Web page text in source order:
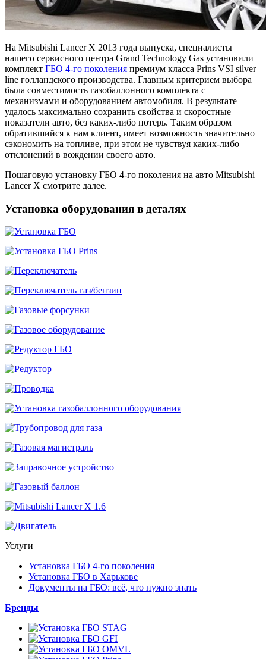
На Mitsubishi Lancer X 2013 года выпуска, специалисты
нашего сервисного центра Grand Technology Gas установили
комплект ГБО 4-го поколения премиум класса Prins VSI silver
line голландского производства. Главным критерием выбора
была совместимость газобаллонного комплекта с
механизмами и оборудованием автомобиля. В результате
удалось максимально сохранить свойства и скоростные
показатели авто, без каких-либо потерь. Таким образом
обратившийся к нам клиент, имеет возможность значительно
сэкономить на топливе, при этом не чувствуя каких-либо
отклонений в вождении своего авто.
Пошаговую установку ГБО 4-го поколения на авто Mitsubishi
Lancer X смотрите далее.
Установка оборудования в деталях
Услуги
Установка ГБО 4-го поколения
Установка ГБО в Харькове
Документы на ГБО: всё, что нужно знать
Бренды